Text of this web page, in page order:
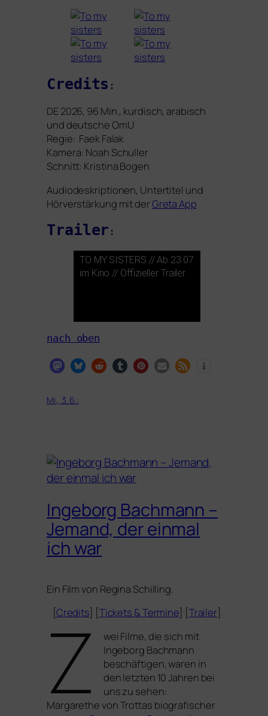
Credits :
DE2026, 96 Min., kur­disch, ara­bisch
und deut­sche OmU
Regie: Faek Falak
Kamera: Noah Schuller
Schnitt: Kristina Bogen
Audiodeskriptionen, Untertitel und
Hörverstärkung mit derGreta App
Trailer :
TO MY SISTERS // Ab 23.07
im Kino // Offizieller Trailer
nach oben
Mi., 3. 6.:
Ingeborg Bachmann –
Jemand, der einmal
ich war
Ein Film von Regina Schilling.
[Credits] [Tickets &Termine] [Trailer]
Z
wei Filme, die sich mit
Ingeborg Bachmann
beschäf­ti­gen, waren in
den letz­ten 10 Jahren bei
uns zu sehen:
Margarethe von Trottas bio­gra­fi­scher